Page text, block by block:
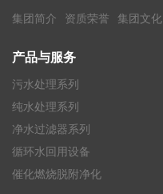
集团简介 资质荣誉 集团文化
产品与服务
污水处理系列
纯水处理系列
净水过滤器系列
循环水回用设备
催化燃烧脱附净化